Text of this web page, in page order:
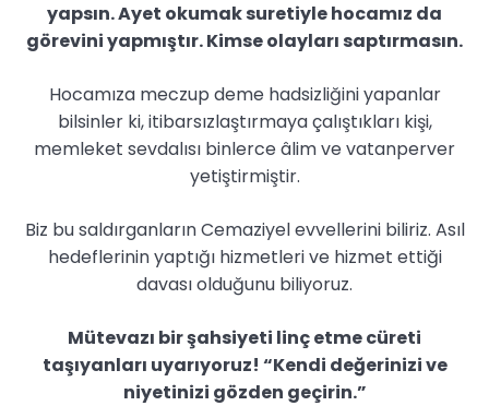
yapsın. Ayet okumak suretiyle hocamız da
görevini yapmıştır. Kimse olayları saptırmasın.
Hocamıza meczup deme hadsizliğini yapanlar
bilsinler ki, itibarsızlaştırmaya çalıştıkları kişi,
memleket sevdalısı binlerce âlim ve vatanperver
yetiştirmiştir.
Biz bu saldırganların Cemaziyel evvellerini biliriz. Asıl
hedeflerinin yaptığı hizmetleri ve hizmet ettiği
davası olduğunu biliyoruz.
Mütevazı bir şahsiyeti linç etme cüreti
taşıyanları uyarıyoruz! “Kendi değerinizi ve
niyetinizi gözden geçirin.”